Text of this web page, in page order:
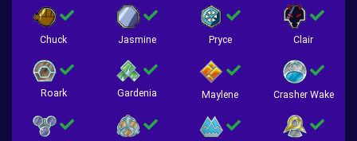
Chuck Jasmine Pryce Clair
Roark Gardenia Maylene Crasher Wake